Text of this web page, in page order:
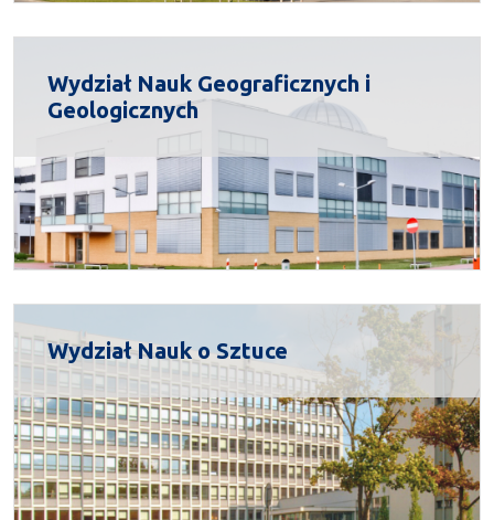
Wydział Nauk Geograficznych i
Geologicznych
Wydział Nauk o Sztuce